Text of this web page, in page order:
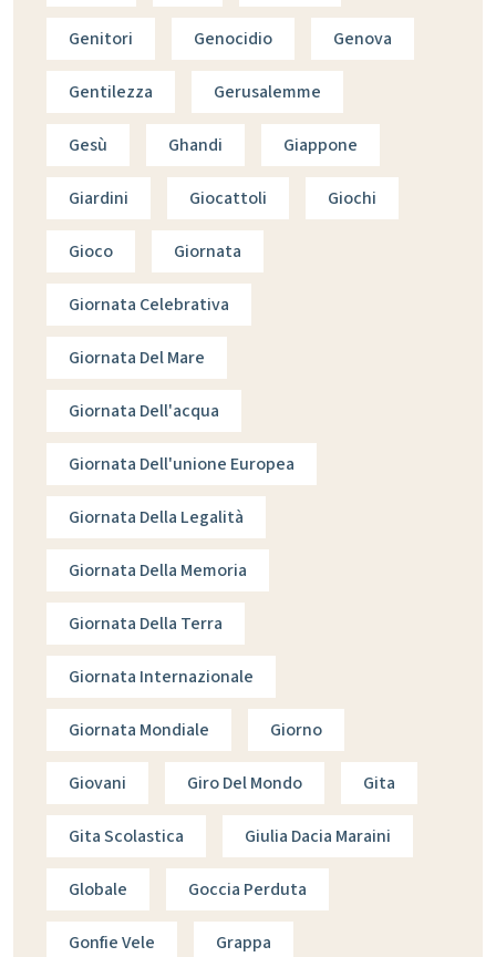
Genitori Genocidio Genova
Gentilezza Gerusalemme
Gesù Ghandi Giappone
Giardini Giocattoli Giochi
Gioco Giornata
Giornata Celebrativa
Giornata Del Mare
Giornata Dell'acqua
Giornata Dell'unione Europea
Giornata Della Legalità
Giornata Della Memoria
Giornata Della Terra
Giornata Internazionale
Giornata Mondiale Giorno
Giovani Giro Del Mondo Gita
Gita Scolastica Giulia Dacia Maraini
Globale Goccia Perduta
Gonfie Vele Grappa